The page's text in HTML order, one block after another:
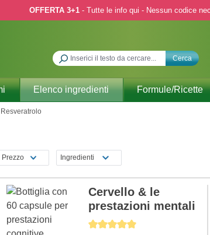
OFFERTA 3+1- Tutte le info qui - Nessun codice
Cerca
Elenco ingredienti Formule/Ricette
Resveratrolo
Prezzo Ingredienti
Average rating of 5 out of 5 stars
Cervello & le
prestazioni mentali